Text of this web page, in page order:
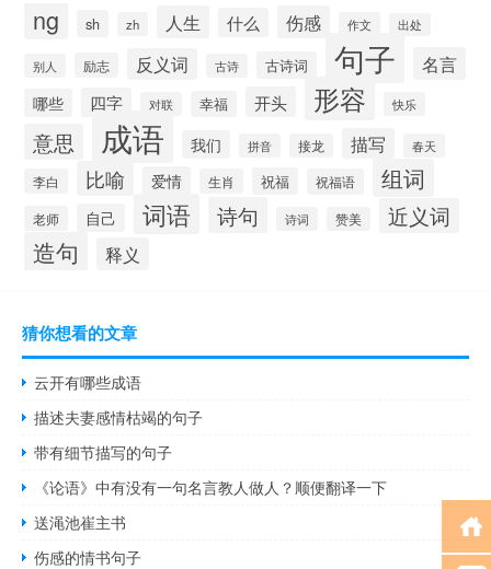
ng sh zh 人生 什么 伤感 作文 出处
别人 励志 反义词 古诗 古诗词 句子 名言
哪些 四字 对联 幸福 开头 形容 快乐
意思 成语 我们 拼音 接龙 描写 春天
李白 比喻 爱情 生肖 祝福 祝福语 组词
老师 自己 词语 诗句 诗词 赞美 近义词
造句 释义
猜你想看的文章
云开有哪些成语
描述夫妻感情枯竭的句子
带有细节描写的句子
《论语》中有没有一句名言教人做人？顺便翻译一下
送渑池崔主书
伤感的情书句子